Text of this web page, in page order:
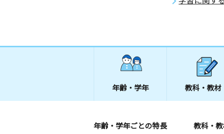
年齢・学年 教科・教材
年齢・学年ごとの特長 教科・